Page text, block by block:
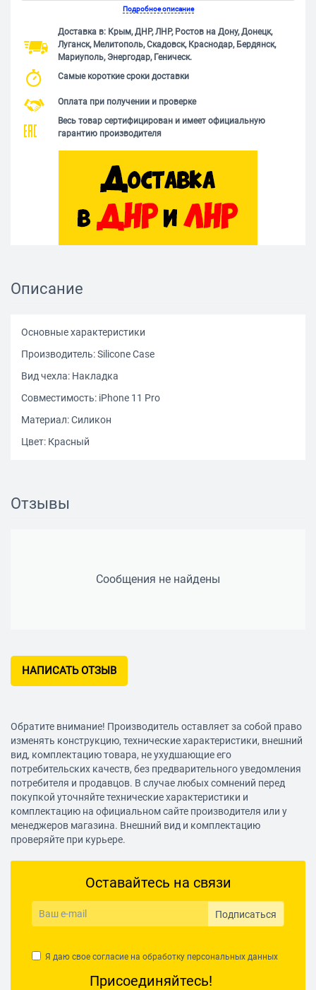
Подробное описание
Доставка в: Крым, ДНР, ЛНР, Ростов на Дону, Донецк,
Луганск, Мелитополь, Скадовск, Краснодар, Бердянск,
Мариуполь, Энергодар, Геническ.
Самые короткие сроки доставки
Оплата при получении и проверке
Весь товар сертифицирован и имеет официальную
гарантию производителя
Описание
Основные характеристики
Производитель: Silicone Сase
Вид чехла: Накладка
Совместимость: iPhone 11 Pro
Материал: Силикон
Цвет: Красный
Отзывы
Сообщения не найдены
НАПИСАТЬ ОТЗЫВ
Обратите внимание! Производитель оставляет за собой право
изменять конструкцию, технические характеристики, внешний
вид, комплектацию товара, не ухудшающие его
потребительских качеств, без предварительного уведомления
потребителя и продавцов. В случае любых сомнений перед
покупкой уточняйте технические характеристики и
комплектацию на официальном сайте производителя или у
менеджеров магазина. Внешний вид и комплектацию
проверяйте при курьере.
Оставайтесь на связи
Подписаться
Я даю свое согласие на обработку персональных данных
Присоединяйтесь!